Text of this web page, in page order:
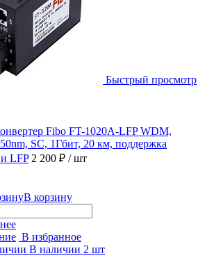
Быстрый просмотр
Fibo FT-1020A-LFP WDM,
SC, 1Гбит, 20 км, поддержка
LFP 2 200 ₽ / шт
В корзину
В избранное
В наличии 2 шт